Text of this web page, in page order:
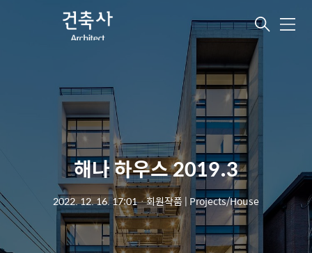
메
해나 하우스 2019.3
2022. 12. 16. 17:01ㆍ회원작품 | Projects/House